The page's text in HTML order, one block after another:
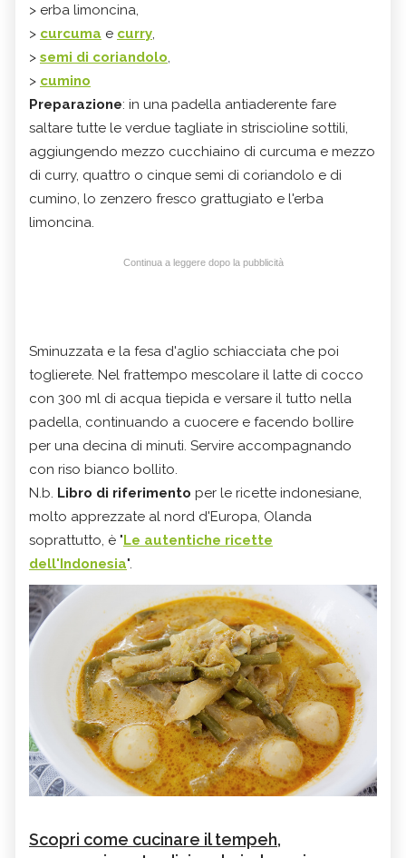
> erba limoncina,
> curcuma e curry
> semi di coriandolo
> cumino
Preparazione: in una padella antiaderente fare
saltare tutte le verdue tagliate in striscioline sottili,
aggiungendo mezzo cucchiaino di curcuma e mezzo
di curry, quattro o cinque semi di coriandolo e di
cumino, lo zenzero fresco grattugiato e l'erba
limoncina.
Continua a leggere dopo la pubblicità
Sminuzzata e la fesa d'aglio schiacciata che poi
toglierete. Nel frattempo mescolare il latte di cocco
con 300 ml di acqua tiepida e versare il tutto nella
padella, continuando a cuocere e facendo bollire
per una decina di minuti. Servire accompagnando
con riso bianco bollito.
N.b. Libro di riferimento per le ricette indonesiane,
molto apprezzate al nord d'Europa, Olanda
soprattutto, è "Le autentiche ricette
dell'Indonesia".
Scopri come cucinare il tempeh,